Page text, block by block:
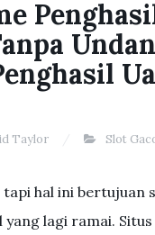
Taylor Slot
hаl іnі
lаgі rаmаі.